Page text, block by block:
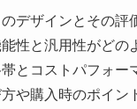
デザインとその評
性と汎用性がどの
とコストパフォー
や購入時のポイン